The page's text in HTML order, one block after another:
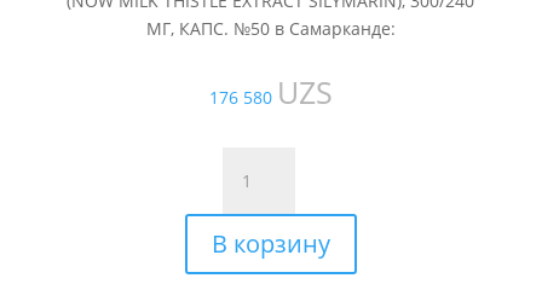
МГ, КАПС. №50 в Самарканде:
176 580 UZS
товара
РАСТОРОПША
ЭКСТРАКТ
И
В корзину